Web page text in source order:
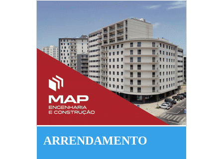
ARRENDAMENTO